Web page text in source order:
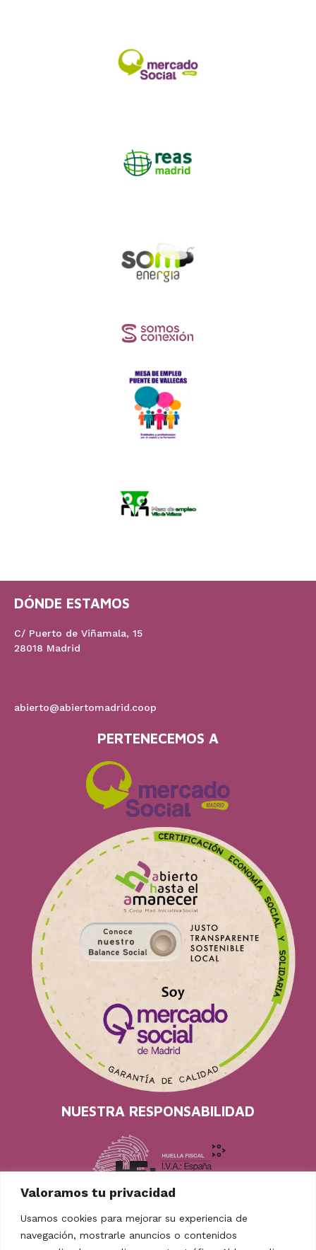
Valoramos tu privacidad
Usamos cookies para mejorar su experiencia de
navegación, mostrarle anuncios o contenidos
DÓNDE ESTAMOS
C/ Puerto de Viñamala, 15
28018 Madrid
abierto@abiertomadrid.coop
PERTENECEMOS A
NUESTRA RESPONSABILIDAD